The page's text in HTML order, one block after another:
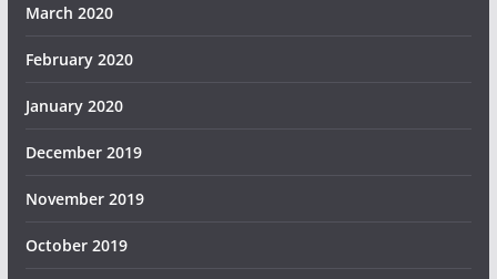
March 2020
February 2020
January 2020
December 2019
November 2019
October 2019